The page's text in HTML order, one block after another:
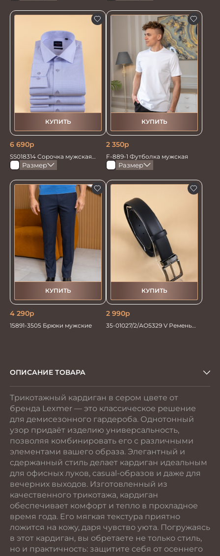
КУПИТЬ
6 690р
SS018314 Сорочка мужская
GROSTYLE TRENDY
КУПИТЬ
2 350р
F-889-1 Футболка мужская
Размер
КУПИТЬ
4 290р
15891-3505 Брюки мужские
Размер
КУПИТЬ
2 990р
35-01027/2/АО5329 V Ремень
ОПИСАНИЕ ТОВАРА
Трикотажный кардиган в сером цвете от
бренда Lexmer — это классическое решение
для демисезонного гардероба. Однотонный
узор придаёт изделию универсальность,
позволяя комбинировать его с различными
элементами вашего образа. Элегантный и
сдержанный стиль делает кардиган идеальным
для офисных луков, casual-образов и даже для
вечерних выходов. Изготовленный из
качественного трикотажа, кардиган
обеспечивает комфорт и тепло в прохладное
время года. Его мягкая текстура приятно
ложится на кожу, даря чувство уюта. Погружаясь
в этот кардиган, вы обретаете не только стиль,
но и практичность: защитите себя от осеннего